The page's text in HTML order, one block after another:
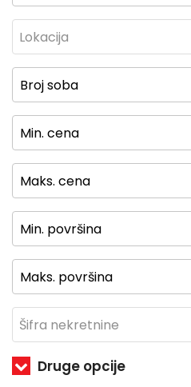
Druge opcije